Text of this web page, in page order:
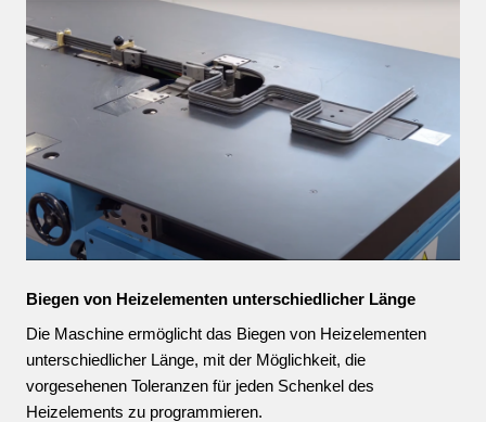
Biegen von Heizelementen unterschiedlicher Länge
Die Maschine ermöglicht das Biegen von Heizelementen
unterschiedlicher Länge, mit der Möglichkeit, die
vorgesehenen Toleranzen für jeden Schenkel des
Heizelements zu programmieren.